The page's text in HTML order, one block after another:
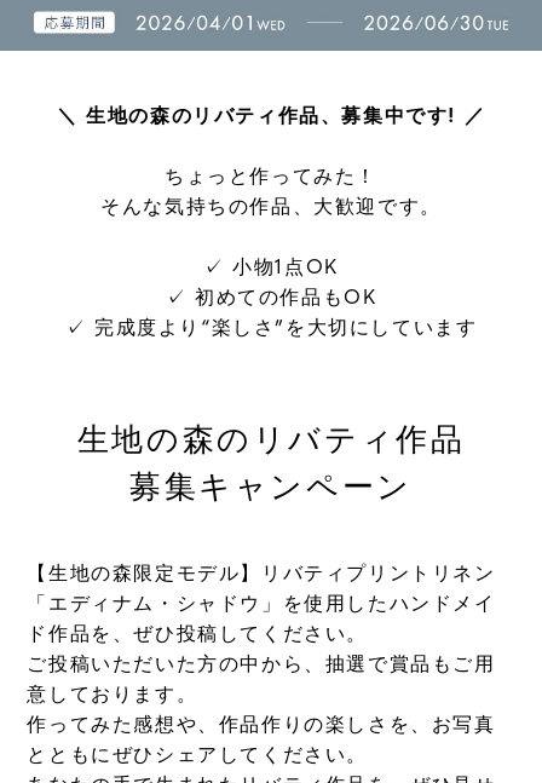
＼ 生地の森のリバティ作品、募集中です! ／
ちょっと作ってみた！
そんな気持ちの作品、大歓迎です。
✓ 小物1点OK
✓ 初めての作品もOK
✓ 完成度より“楽しさ”を大切にしています
生地の森のリバティ作品
募集キャンペーン
【生地の森限定モデル】リバティプリントリネン
「エディナム・シャドウ」を使用したハンドメイ
ド作品を、ぜひ投稿してください。
ご投稿いただいた方の中から、抽選で賞品もご用
意しております。
作ってみた感想や、作品作りの楽しさを、お写真
とともにぜひシェアしてください。